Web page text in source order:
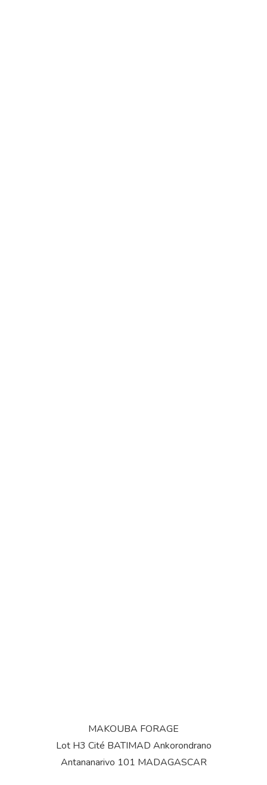
MAKOUBA FORAGE
Lot H3 Cité BATIMAD Ankorondrano
Antananarivo 101 MADAGASCAR